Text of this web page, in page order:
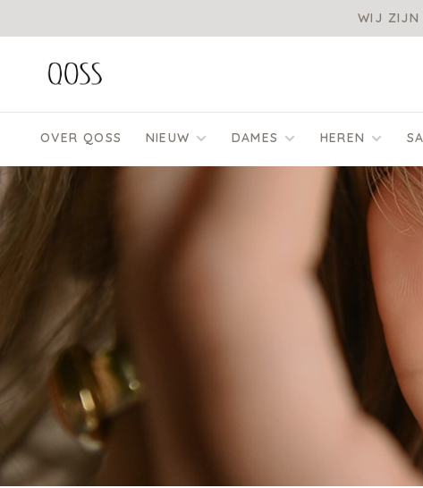
WIJ ZIJN
OVER QOSS NIEUW DAMES HEREN